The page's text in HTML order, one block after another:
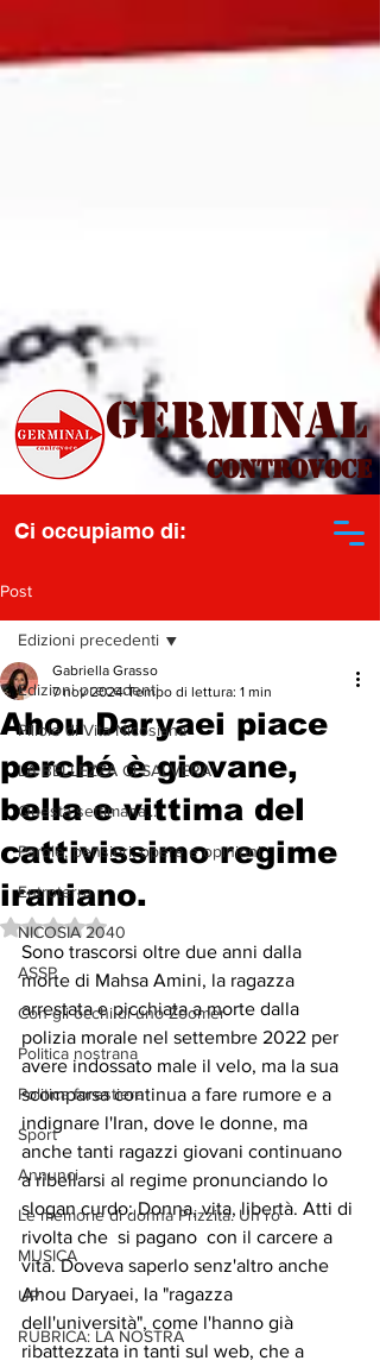
Controvoce
Ci occupiamo di:
Germinal
Post
Edizioni precedenti
Pillole di Vita Nicosiana
LA BELLEZZA CI SALVERA'
Questa settimana...
Parole, pensieri, opere e opinioni
Entroterra
NICOSIA 2040
ASSP
Con gli occhi di uno Zoomer
Politica nostrana
Politica forestiera
Sport
Annunci
Le memorie di donna Prizzita. Un ro
MUSICA
UP
RUBRICA: LA NOSTRA
Edizioni precedenti
Ahou Daryaei piace
perché è giovane,
bella e vittima del
cattivissimo regime
iraniano.
Gabriella Grasso
7 nov 2024 Tempo di lettura: 1 min
Valutazione NaN stelle su 5.
Sono trascorsi oltre due anni dalla
morte di Mahsa Amini, la ragazza
arrestata e picchiata a morte dalla
polizia morale nel settembre 2022 per
avere indossato male il velo, ma la sua
scomparsa continua a fare rumore e a
indignare l'Iran, dove le donne, ma
anche tanti ragazzi giovani continuano
a ribellarsi al regime pronunciando lo
slogan curdo: Donna, vita, libertà. Atti di
rivolta che  si pagano  con il carcere a
vita. Doveva saperlo senz'altro anche
Ahou Daryaei, la "ragazza
dell'università", come l'hanno già
ribattezzata in tanti sul web, che a